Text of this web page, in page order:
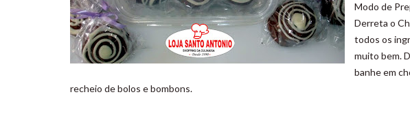
Modo de
Derreta o
todos os
muito bem.
banhe em
recheio de bolos e bombons.